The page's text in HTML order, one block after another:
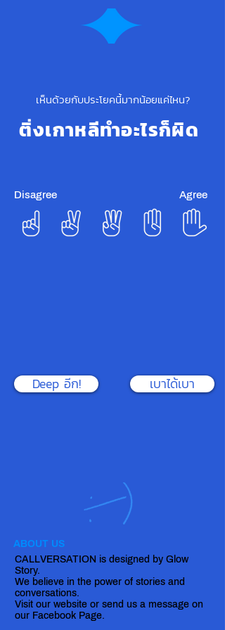
เห็นด้วยกับประโยคนี้มากน้อยแค่ไหน?
ติ่งเกาหลีทำอะไรก็ผิด
Disagree Agree
Deep อีก! เบาได้เบา
CALLVERSATION is designed by Glow
Story.
We believe in the power of stories and
conversations.
Visit our website or send us a message on
our Facebook Page.
ABOUT US